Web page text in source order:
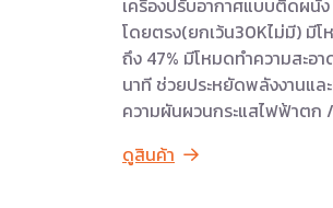
เครื่องปรับอากาศแบบติดผนัง
โดยตรง(ยกเว้น30Kไม่มี) มีโ
ถึง 47% มีโหมดทำความสะอ
นาที ช่วยประหยัดพลังงานแ
ความผันผวนกระแสไฟฟ้าตก
ดูสินค้า